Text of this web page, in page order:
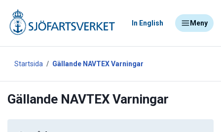
In English Meny
Startsida Gällande NAVTEX Varningar
Gällande NAVTEX Varningar